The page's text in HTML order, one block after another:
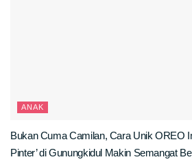
ANAK
Bukan Cuma Camilan, Cara Unik OREO
Pinter’ di Gunungkidul Makin Semangat